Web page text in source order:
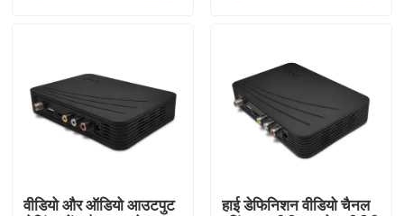
वीआर दिखाएँ
वीडियो और ऑडियो आउटपुट
हाई डेफिनिशन वीडियो चैनल